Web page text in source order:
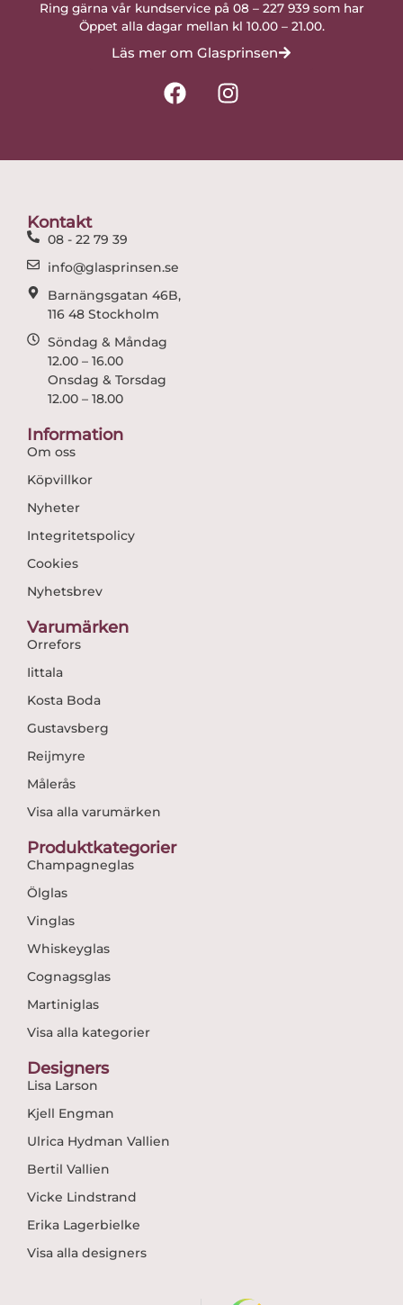
Ring gärna vår kundservice på 08 – 227 939 som har
Öppet alla dagar mellan kl 10.00 – 21.00.
Läs mer om Glasprinsen
F
a
I
n
Kontakt
08 - 22 79 39
info@glasprinsen.se
Barnängsgatan 46B,
116 48 Stockholm
Söndag & Måndag
12.00 – 16.00
Onsdag & Torsdag
12.00 – 18.00
Information
Om oss
Köpvillkor
Nyheter
Integritetspolicy
Cookies
Nyhetsbrev
Varumärken
Orrefors
Iittala
Kosta Boda
Gustavsberg
Reijmyre
Målerås
Visa alla varumärken
Produktkategorier
Champagneglas
Ölglas
Vinglas
Whiskeyglas
Cognagsglas
Martiniglas
Visa alla kategorier
Designers
Lisa Larson
Kjell Engman
Ulrica Hydman Vallien
Bertil Vallien
Vicke Lindstrand
Erika Lagerbielke
Visa alla designers